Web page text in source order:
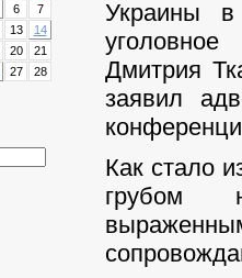
6
7
13
14
20
21
27
28
Украины
Дмитрия
заявил
Как стало
грубом